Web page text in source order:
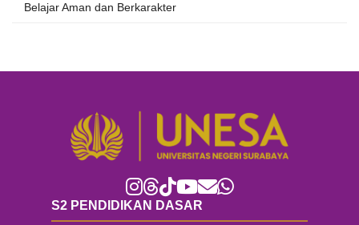
Belajar Aman dan Berkarakter
S2 PENDIDIKAN DASAR